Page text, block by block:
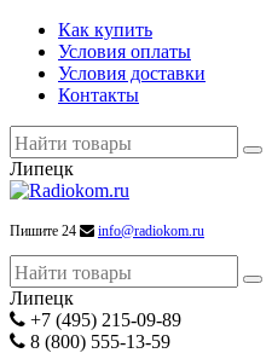
Как купить
Условия оплаты
Условия доставки
Контакты
Липецк
Пишите 24 info@radiokom.ru
Липецк
+7 (495) 215-09-89
8 (800) 555-13-59